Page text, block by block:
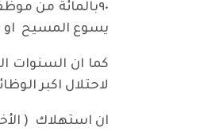
٩٠بالمائة من
يسوع المسيح او
كما ان السنوات
لاحتلال اكبر
ان استهلاك (